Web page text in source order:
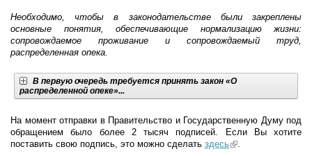
Необходимо, чтобы в законодательстве были закреплены
основные понятия, обеспечивающие нормализацию жизни:
сопровождаемое проживание и сопровождаемый труд,
распределенная опека.
В первую очередь требуется принять закон «О
распределенной опеке»...
На момент отправки в Правительство и Государственную Думу под
обращением было более 2 тысяч подписей. Если Вы хотите
поставить свою подпись, это можно сделать здесь(link is external)